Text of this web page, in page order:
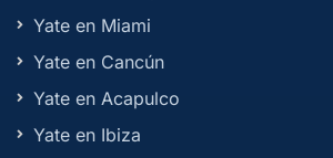
Yate en Miami
Yate en Cancún
Yate en Acapulco
Yate en Ibiza